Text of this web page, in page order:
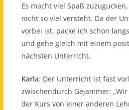
Es macht viel Spaß
nicht so viel versteht. Da der
vorbei ist, packe ich schon
und gehe gleich mit einem
nächsten Unterricht.
Karla: Der Unterricht ist fast
zwischendurch Gejammer:
der Kurs von einer anderen